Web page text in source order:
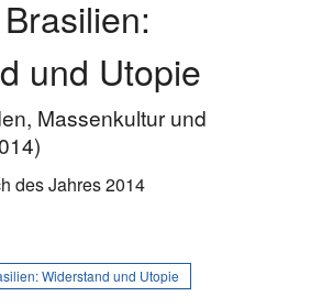
und Utopie
Massenkultur und
des Jahres 2014
Widerstand und Utopie